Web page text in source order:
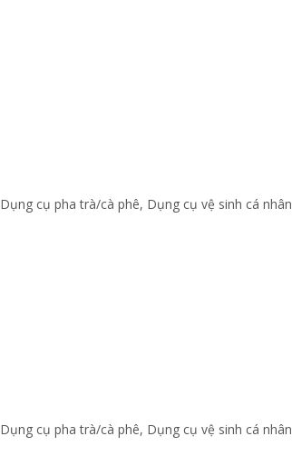
Dụng cụ pha trà/cà phê, Dụng cụ vệ sinh cá nhân
Dụng cụ pha trà/cà phê, Dụng cụ vệ sinh cá nhân